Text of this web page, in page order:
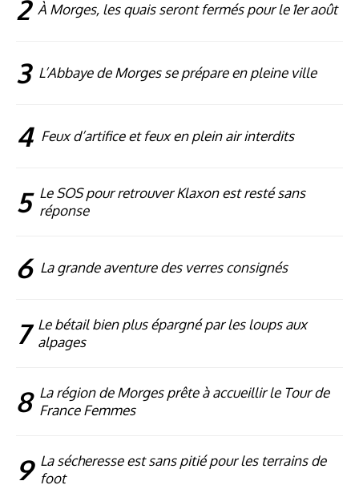
2 À Morges, les quais seront fermés pour le 1er août
3 L’Abbaye de Morges se prépare en pleine ville
4 Feux d’artifice et feux en plein air interdits
5 Le SOS pour retrouver Klaxon est resté sans
réponse
6 La grande aventure des verres consignés
7 Le bétail bien plus épargné par les loups aux
alpages
8 La région de Morges prête à accueillir le Tour de
France Femmes
9 La sécheresse est sans pitié pour les terrains de
foot